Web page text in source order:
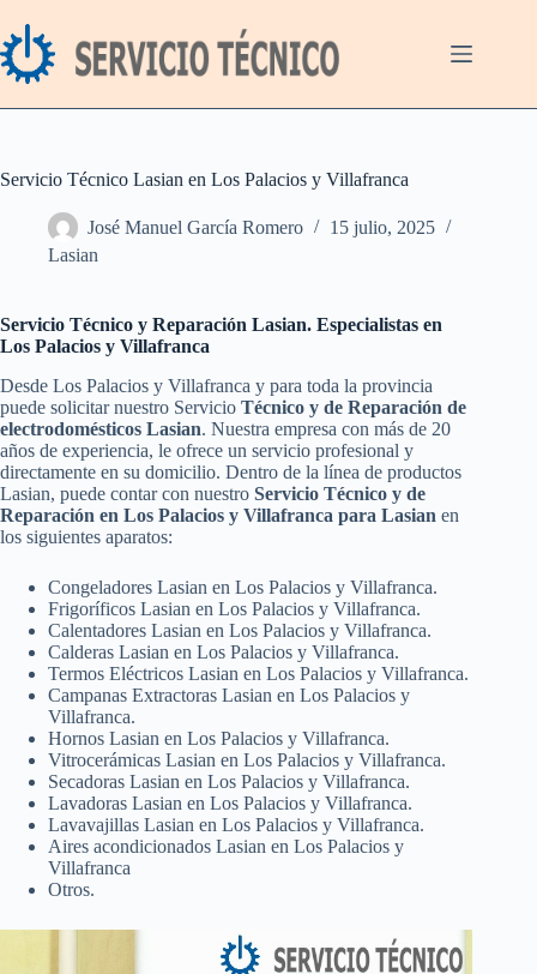
al
contenido
Servicio Técnico Lasian en Los Palacios y Villafranca
José Manuel García Romero
15 julio, 2025
Lasian
Servicio Técnico y Reparación Lasian. Especialistas en
Los Palacios y Villafranca
Desde Los Palacios y Villafranca y para toda la provincia
puede solicitar nuestro Servicio Técnico y de Reparación de
electrodomésticos Lasian. Nuestra empresa con más de 20
años de experiencia, le ofrece un servicio profesional y
directamente en su domicilio. Dentro de la línea de productos
Lasian, puede contar con nuestro Servicio Técnico y de
Reparación en Los Palacios y Villafranca para Lasian en
los siguientes aparatos:
Congeladores Lasian en Los Palacios y Villafranca.
Frigoríficos Lasian en Los Palacios y Villafranca.
Calentadores Lasian en Los Palacios y Villafranca.
Calderas Lasian en Los Palacios y Villafranca.
Termos Eléctricos Lasian en Los Palacios y Villafranca.
Campanas Extractoras Lasian en Los Palacios y
Villafranca.
Hornos Lasian en Los Palacios y Villafranca.
Vitrocerámicas Lasian en Los Palacios y Villafranca.
Secadoras Lasian en Los Palacios y Villafranca.
Lavadoras Lasian en Los Palacios y Villafranca.
Lavavajillas Lasian en Los Palacios y Villafranca.
Aires acondicionados Lasian en Los Palacios y
Villafranca
Otros.